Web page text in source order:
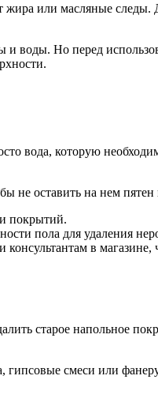
или масляные
воды. Но перед
вода, которую
не оставить на нем пятен
покрытий.
пола для удаления
в
старое напольное
смеси или